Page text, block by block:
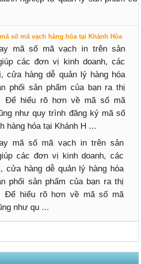
số mã vạch hàng hóa tại Khánh Hòa
mã số mã vạch in trên sản
các đơn vị kinh doanh, các
cửa hàng dễ quản lý hàng hóa
phối sản phẩm của bạn ra thị
Để hiểu rõ hơn về mã số mã
như quy trình đăng ký mã số
hàng hóa tại Khánh H ...
mã số mã vạch in trên sản
các đơn vị kinh doanh, các
cửa hàng dễ quản lý hàng hóa
phối sản phẩm của bạn ra thị
Để hiểu rõ hơn về mã số mã
như qu ...